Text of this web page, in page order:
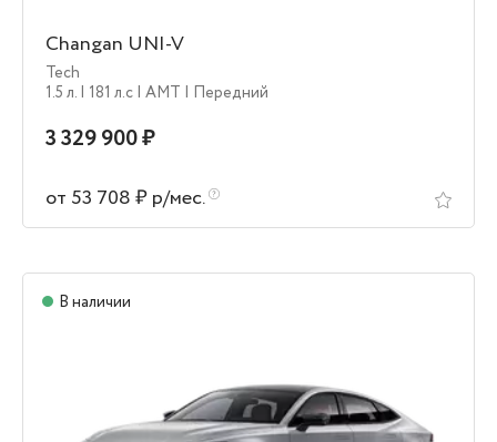
Changan UNI-V
Tech
1.5 л. | 181 л.c | AMT | Передний
3 329 900 ₽
от 53 708 ₽ р/мес.
В наличии